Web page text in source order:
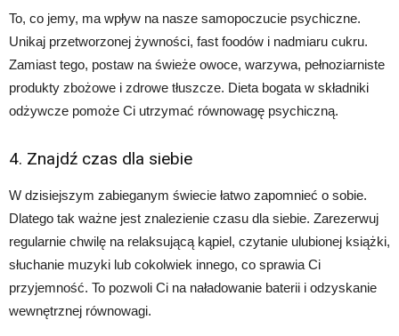
To, co jemy, ma wpływ na nasze samopoczucie psychiczne.
Unikaj przetworzonej żywności, fast foodów i nadmiaru cukru.
Zamiast tego, postaw na świeże owoce, warzywa, pełnoziarniste
produkty zbożowe i zdrowe tłuszcze. Dieta bogata w składniki
odżywcze pomoże Ci utrzymać równowagę psychiczną.
4. Znajdź czas dla siebie
W dzisiejszym zabieganym świecie łatwo zapomnieć o sobie.
Dlatego tak ważne jest znalezienie czasu dla siebie. Zarezerwuj
regularnie chwilę na relaksującą kąpiel, czytanie ulubionej książki,
słuchanie muzyki lub cokolwiek innego, co sprawia Ci
przyjemność. To pozwoli Ci na naładowanie baterii i odzyskanie
wewnętrznej równowagi.